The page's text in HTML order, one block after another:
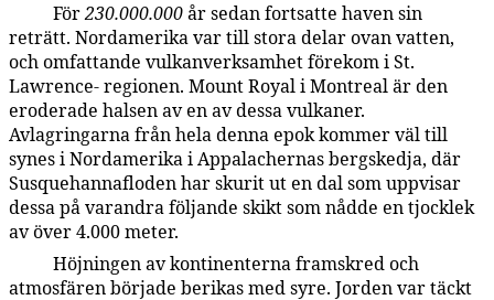
För230.000.000år sedan fortsatte haven sin
reträtt. Nordamerika var till stora delar ovan vatten,
och omfattande vulkanverksamhet förekom i St.
Lawrence- regionen. Mount Royal i Montreal är den
eroderade halsen av en av dessa vulkaner.
Avlagringarna från hela denna epok kommer väl till
synes i Nordamerika i Appalachernas bergskedja, där
Susquehannafloden har skurit ut en dal som uppvisar
dessa på varandra följande skikt som nådde en tjocklek
av över 4.000 meter.
Höjningen av kontinenterna framskred och
atmosfären började berikas med syre. Jorden var täckt